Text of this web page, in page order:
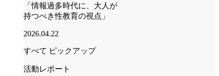
「情報過多時代に、大人が
持つべき性教育の視点」
2026.04.22
すべて ピックアップ
活動レポート